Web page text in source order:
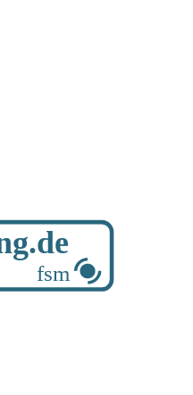
fsm